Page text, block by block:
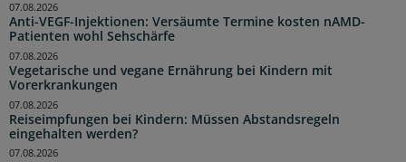
Anti-VEGF-Injektionen: Versäumte Termine kosten nAMD-
Patienten wohl Sehschärfe
07.08.2026
Vegetarische und vegane Ernährung bei Kindern mit
Vorerkrankungen
07.08.2026
Reiseimpfungen bei Kindern: Müssen Abstandsregeln
eingehalten werden?
07.08.2026
07.08.2026